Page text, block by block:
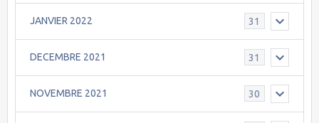
JANVIER 2022 31
DECEMBRE 2021 31
NOVEMBRE 2021 30